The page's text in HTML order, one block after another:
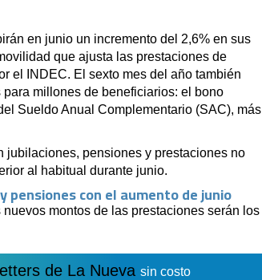
Loterías
Útiles
de urgencia
en junio un incremento del 2,6% en sus
que ajusta las prestaciones de
el INDEC. El sexto mes del año también
millones de beneficiarios: el bono
Sueldo Anual Complementario (SAC), más
jubilaciones, pensiones y prestaciones no
al habitual durante junio.
pensiones con el aumento de junio
montos de las prestaciones serán los
de La Nueva sin costo